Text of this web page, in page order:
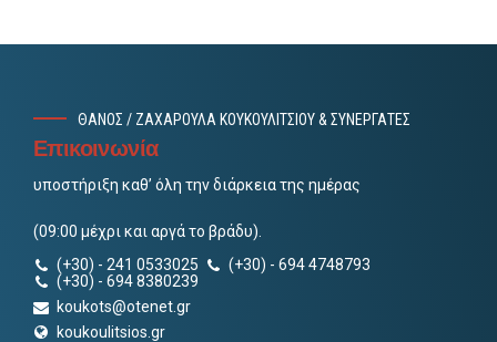
ΘΑΝΟΣ / ΖΑΧΑΡΟΥΛΑ ΚΟΥΚΟΥΛΙΤΣΙΟΥ & ΣΥΝΕΡΓΑΤΕΣ
Επικοινωνία
υποστήριξη καθ’ όλη την διάρκεια της ημέρας
(09:00 μέχρι και αργά το βράδυ).
(+30) - 241 0533025
(+30) - 694 4748793
(+30) - 694 8380239
koukots@otenet.gr
koukoulitsios.gr